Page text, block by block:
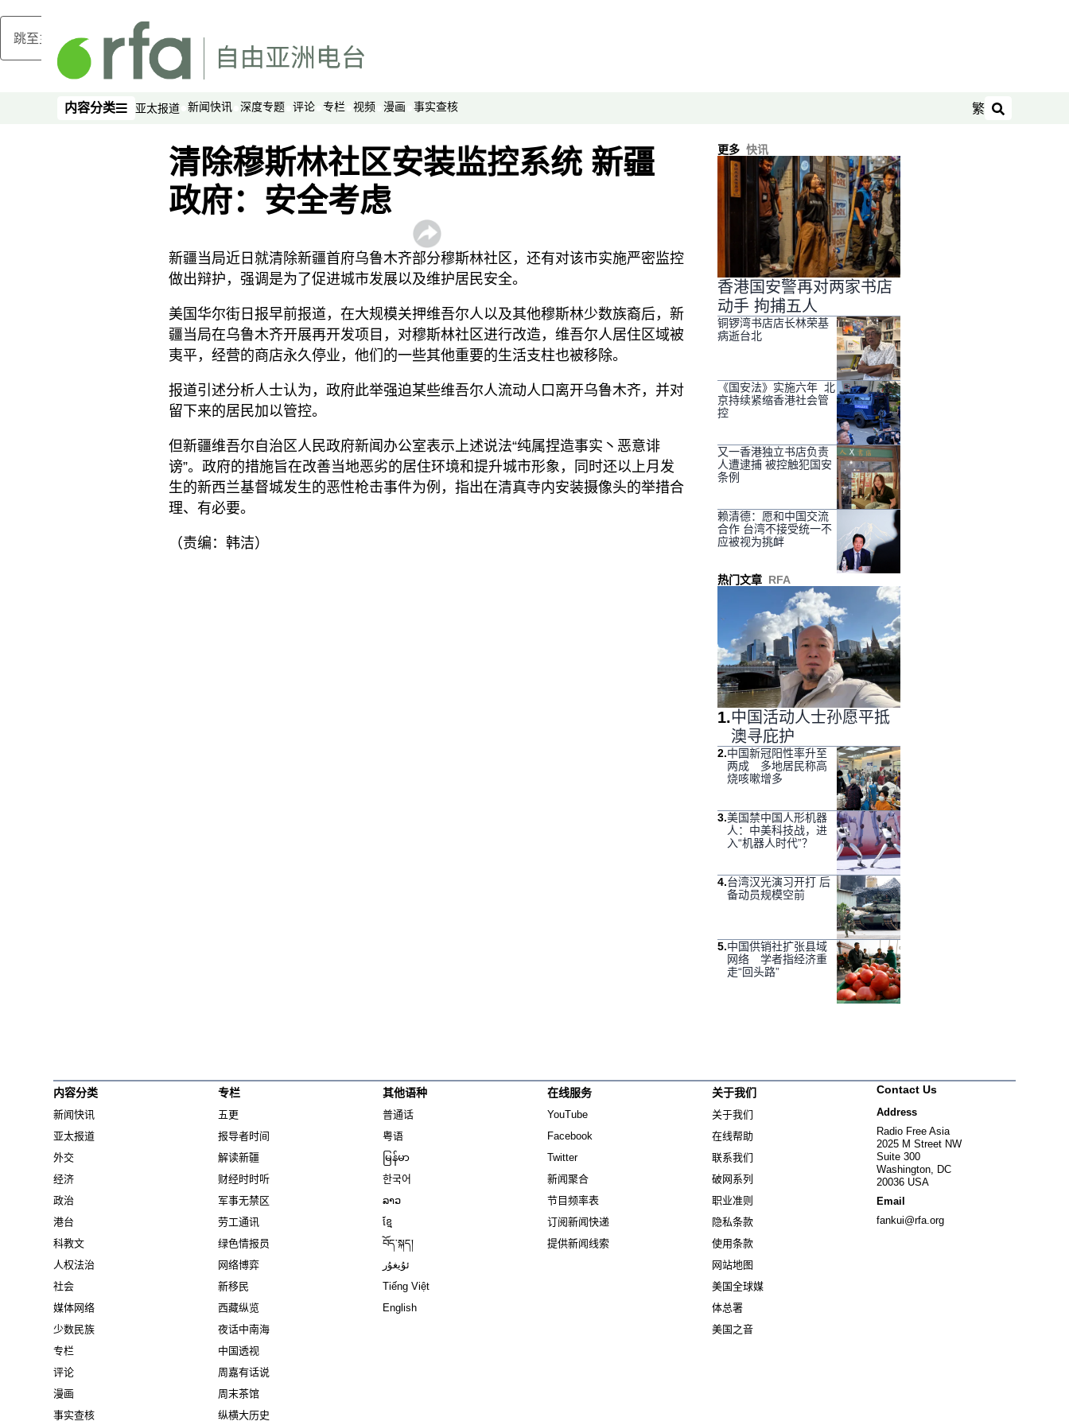
跳至主内容
内容分类
内容分类 亚太报道 新闻快讯 深度专题 评论 专栏 视频 漫画 事实查核 繁
搜索
夜话中南海
新移民
解读新疆
评论
事实查核
清除穆斯林社区安装监控系统 新疆
政府：安全考虑
新疆当局近日就清除新疆首府乌鲁木齐部分穆斯林社区，还有对该市实施严密监控
做出辩护，强调是为了促进城市发展以及维护居民安全。
美国华尔街日报早前报道，在大规模关押维吾尔人以及其他穆斯林少数族裔后，新
疆当局在乌鲁木齐开展再开发项目，对穆斯林社区进行改造，维吾尔人居住区域被
夷平，经营的商店永久停业，他们的一些其他重要的生活支柱也被移除。
报道引述分析人士认为，政府此举强迫某些维吾尔人流动人口离开乌鲁木齐，并对
留下来的居民加以管控。
但新疆维吾尔自治区人民政府新闻办公室表示上述说法“纯属捏造事实丶恶意诽
谤”。政府的措施旨在改善当地恶劣的居住环境和提升城市形象，同时还以上月发
生的新西兰基督城发生的恶性枪击事件为例，指出在清真寺内安装摄像头的举措合
理、有必要。
（责编：韩洁）
更多 快讯
香港国安警再对两家书店
动手 拘捕五人
铜锣湾书店店长林荣基
病逝台北
《国安法》实施六年 北
京持续紧缩香港社会管
控
又一香港独立书店负责
人遭逮捕 被控触犯国安
条例
赖清德：愿和中国交流
合作 台湾不接受统一不
应被视为挑衅
热门文章 RFA
1.中国活动人士孙愿平抵
澳寻庇护
2.中国新冠阳性率升至
两成 多地居民称高
烧咳嗽增多
3.美国禁中国人形机器
人：中美科技战，进
入“机器人时代”？
4.台湾汉光演习开打 后
备动员规模空前
5.中国供销社扩张县域
网络 学者指经济重
走“回头路”
内容分类
新闻快讯
亚太报道
外交
经济
政治
港台
科教文
人权法治
社会
媒体网络
少数民族
专栏
评论
漫画
事实查核
专栏
五更
报导者时间
解读新疆
财经时时听
军事无禁区
劳工通讯
绿色情报员
网络博弈
新移民
西藏纵览
夜话中南海
中国透视
周嘉有话说
周末茶馆
纵横大历史
其他语种
普通话
粤语
မြန်မာ
한국어
ລາວ
ខ្មែ
བོད་སྐད།
ئۇيغۇر
Tiếng Việt
English
在线服务
YouTube
Facebook
Twitter
新闻聚合
节目频率表
订阅新闻快递
提供新闻线索
关于我们
关于我们
在线帮助
联系我们
破网系列
职业准则
隐私条款
使用条款
网站地图
美国全球媒
体总署
美国之音
Contact Us
Address
Radio Free Asia
2025 M Street NW
Suite 300
Washington, DC
20036 USA
Email
fankui@rfa.org